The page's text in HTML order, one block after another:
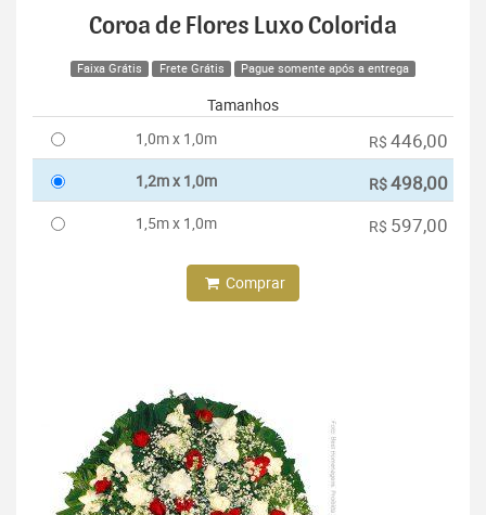
Coroa de Flores Luxo Colorida
Faixa Grátis Frete Grátis Pague somente após a entrega
Tamanhos
1,0m x 1,0m
R$ 446,00
1,2m x 1,0m R$498,00
1,5m x 1,0m R$ 597,00
Comprar